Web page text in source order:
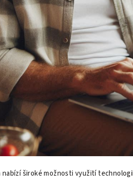
nabízí široké možnosti využití